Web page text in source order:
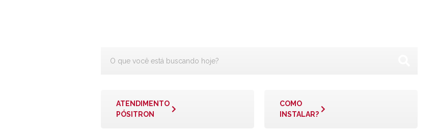
ATENDIMENTO
PÓSITRON
COMO
INSTALAR?